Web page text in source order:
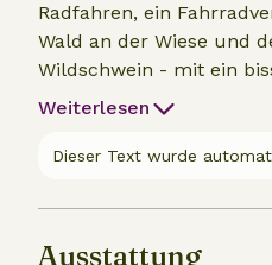
Radfahren, ein
Wald an der Wiese und
Wildschwein - mit ein
Nachhaltigkeit und
Sonnenkollektoren
Museen wie das Kröller
kurzer Entfernung.
Weiterlesen
Dieser Text wurde
Ausstattung